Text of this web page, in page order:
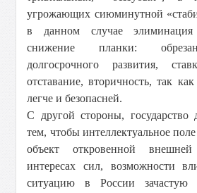
угрожающих сиюминутной
в данном случае элиминация
снижение планки:
долгосрочного развития,
отставание, вторичность, так
легче и безопасней.
С другой стороны, государство
тем, чтобы интеллектуальное
объект откровенной
интересах сил, возможности
ситуацию в России